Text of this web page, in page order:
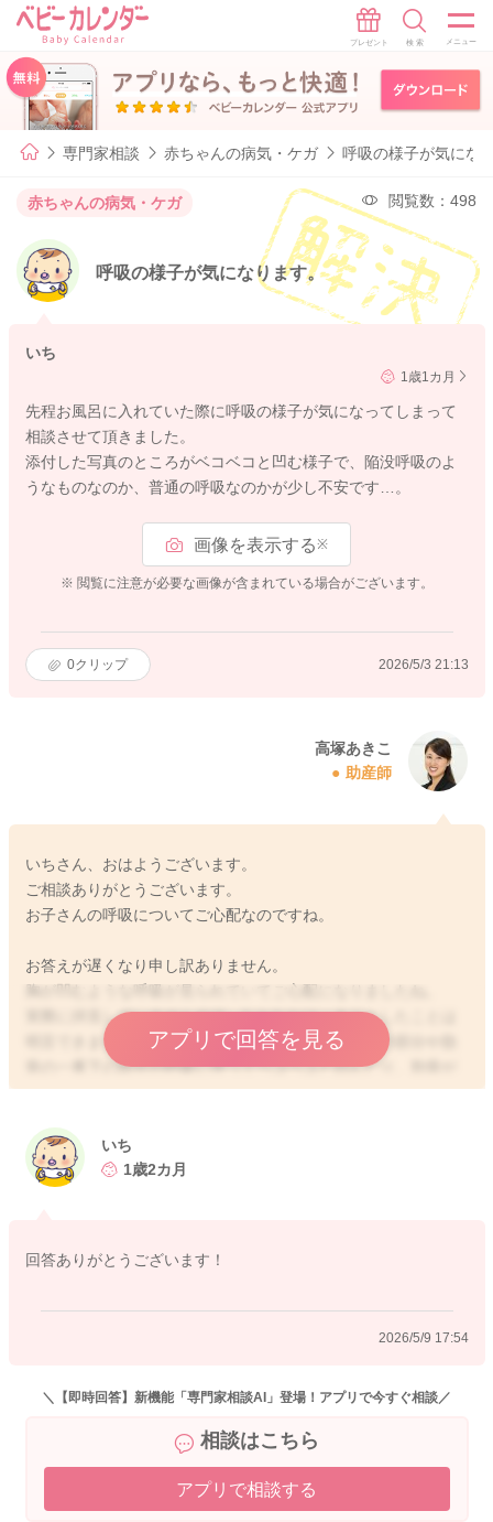
専門家相談 赤ちゃんの病気・ケガ 呼吸の様子が気にな
赤ちゃんの病気・ケガ 閲覧数：498
呼吸の様子が気になります。
いち
1歳1カ月
先程お風呂に入れていた際に呼吸の様子が気になってしまって
相談させて頂きました。
添付した写真のところがベコベコと凹む様子で、陥没呼吸のよ
うなものなのか、普通の呼吸なのかが少し不安です…。
画像を表示する※
※ 閲覧に注意が必要な画像が含まれている場合がございます。
0クリップ 2026/5/3 21:13
高塚あきこ
助産師
いちさん、おはようございます。
ご相談ありがとうございます。
お子さんの呼吸についてご心配なのですね。
お答えが遅くなり申し訳ありません。
胸が凹むような呼吸が見られていてご心配になりましたね。
実際に拝見していませんので、なかなかはっきりとしたことは
明言できませんが、陥没呼吸の場合には、鎖骨の上の部分や肋
骨の一番下の部分が呼吸に伴ってペコペコと凹んだり、肋骨が
呼吸とともに透けて見えるようになる状態です。いずれにして
だく方が安心と思います。
ただ、お話を伺う限りですと、お風呂上がりということです
が、もし皮膚のくぼむ回数が増えたり、発熱する、呼吸が早
アプリで回答を見る
いち
1歳2カ月
回答ありがとうございます！
2026/5/9 17:54
＼【即時回答】新機能「専門家相談AI」登場！アプリで今すぐ相談／
相談はこちら
アプリで相談する